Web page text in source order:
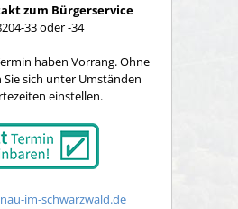
zum Bürgerservice
33 oder -34
haben Vorrang. Ohne
sich unter Umständen
einstellen.
im-schwarzwald.de